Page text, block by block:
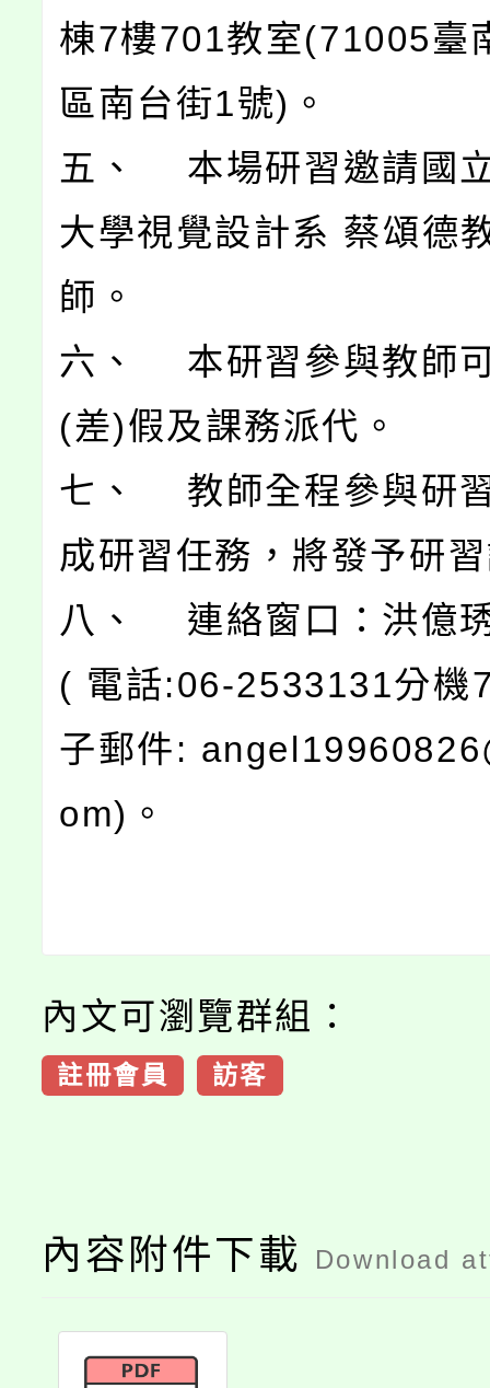
棟7樓701教室(71005臺
區南台街1號)。
五、 本場研習邀請國
大學視覺設計系 蔡頌德
師。
六、 本研習參與教師
(差)假及課務派代。
七、 教師全程參與研
成研習任務，將發予研
八、 連絡窗口：洪億
( 電話:06-2533131分機
子郵件:
om)。
內文可瀏覽群組：
註冊會員 訪客
內容附件下載 Download